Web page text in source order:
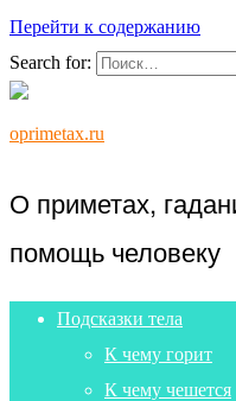
Перейти к содержанию
Search for:
oprimetax.ru
О приметах,
помощь человеку
Подсказки тела
К чему горит
К чему чешется